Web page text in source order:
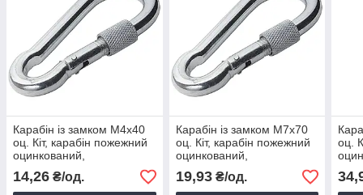
Карабін із замком М4х40
оц. Кіт, карабін пожежний
оцинкований,
страхувальний карабін
14,26 ₴/од.
Карабін із замком М7х70
оц. Кіт, карабін пожежний
оцинкований,
страхувальний карабін
19,93₴/од.
оц.